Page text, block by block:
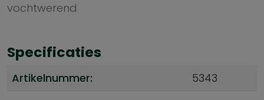
vochtwerend
Specificaties
Artikelnummer: 5343